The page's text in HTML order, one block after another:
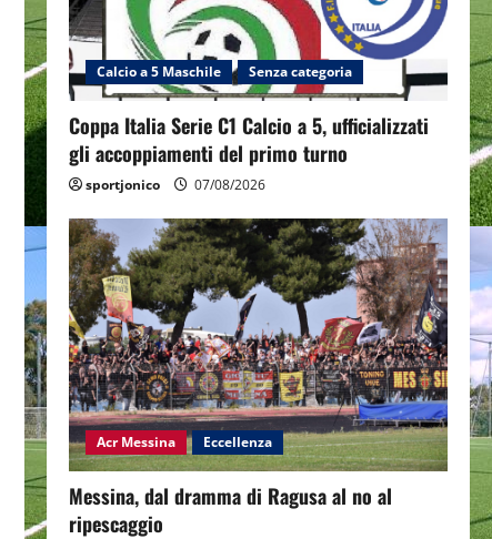
Calcio a 5 Maschile Senza categoria
Coppa Italia Serie C1 Calcio a 5, ufficializzati
gli accoppiamenti del primo turno
sportjonico 07/08/2026
Acr Messina Eccellenza
Messina, dal dramma di Ragusa al no al
ripescaggio